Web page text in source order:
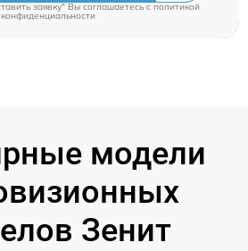
заявку" Вы соглашаетесь c политикой
конфиденциальности
модели
Зенит